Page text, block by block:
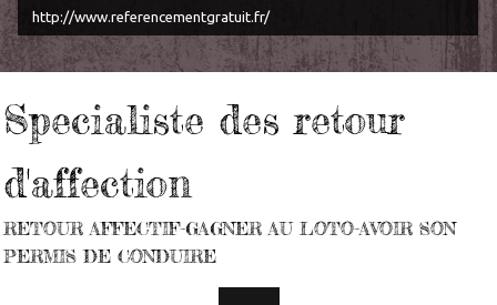
http://www.referencementgratuit.fr/
Specialiste des retour
d'affection
RETOUR AFFECTIF-GAGNER AU LOTO-AVOIR SON
PERMIS DE CONDUIRE